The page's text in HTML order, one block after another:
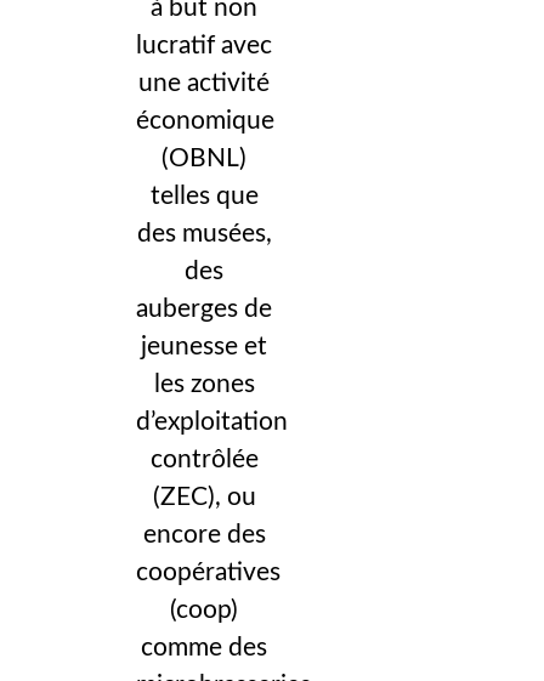
à but non
lucratif avec
une activité
économique
(OBNL)
telles que
des musées,
des
auberges de
jeunesse et
les zones
d’exploitation
contrôlée
(ZEC), ou
encore des
coopératives
(coop)
comme des